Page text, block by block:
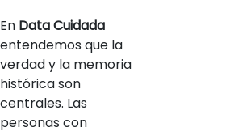
En Data Cuidada
entendemos que la
verdad y la memoria
histórica son
centrales. Las
personas con